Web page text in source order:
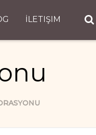
İLETIŞIM